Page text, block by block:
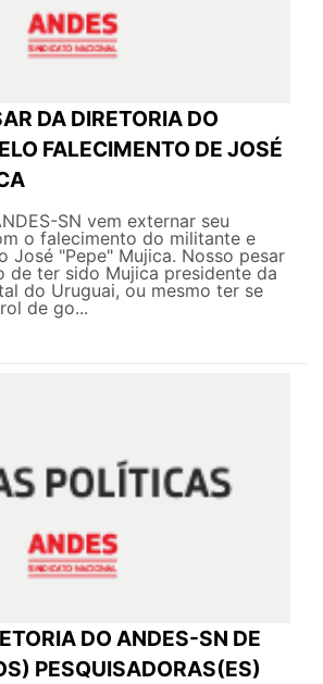
DA DIRETORIA DO
FALECIMENTO DE JOSÉ
SN vem externar seu
o falecimento do militante e
José "Pepe" Mujica. Nosso pesar
de ter sido Mujica presidente da
do Uruguai, ou mesmo ter se
de go...
DO ANDES-SN DE
PESQUISADORAS(ES)